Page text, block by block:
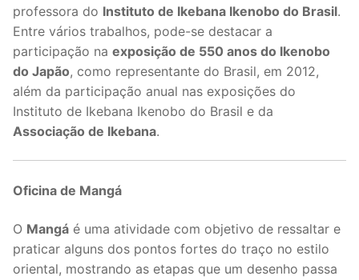
professora do Instituto de Ikebana Ikenobo do Brasil.
Entre vários trabalhos, pode-se destacar a
participação na exposição de 550 anos do Ikenobo
do Japão, como representante do Brasil, em 2012,
além da participação anual nas exposições do
Instituto de Ikebana Ikenobo do Brasil e da
Associação de Ikebana.
Oficina de Mangá
O Mangá é uma atividade com objetivo de ressaltar e
praticar alguns dos pontos fortes do traço no estilo
oriental, mostrando as etapas que um desenho passa